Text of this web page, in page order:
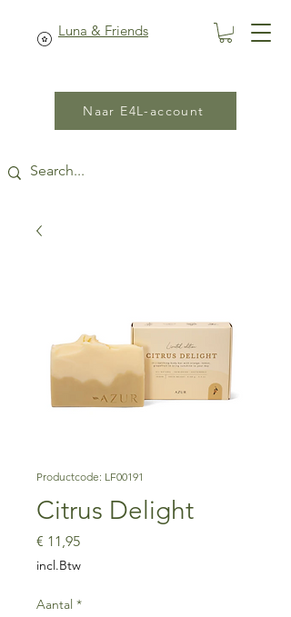
Luna & Friends
Naar E4L-account
Productcode: LF00191
Citrus Delight
€ 11,95Prijs
incl.Btw
Aantal *